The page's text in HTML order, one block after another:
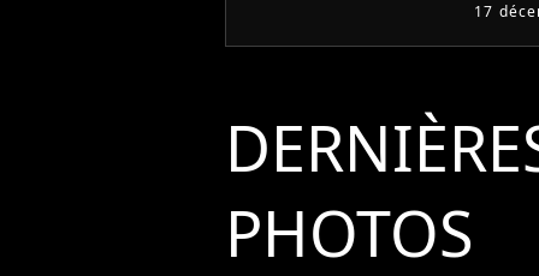
17
PHOTOS